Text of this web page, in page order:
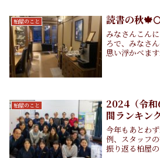
柏屋のこと 読書の秋
みなさんこん
ろで、みなさ
思い浮かべま
柏屋のこと
2024（令和
間ランキン
今年もあとわ
例、スタッフ
振り返る柏屋